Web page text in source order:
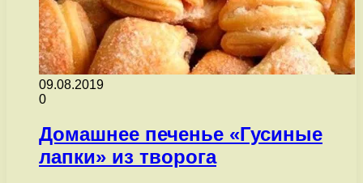
09.08.2019
0
Домашнее печенье «Гусиные
лапки» из творога